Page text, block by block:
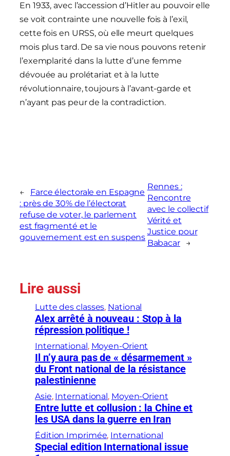
En 1933, avec l’accession d’Hitler au pouvoir elle
se voit contrainte une nouvelle fois à l’exil,
cette fois en URSS, où elle meurt quelques
mois plus tard. De sa vie nous pouvons retenir
l’exemplarité dans la lutte d’une femme
dévouée au prolétariat et à la lutte
révolutionnaire, toujours à l’avant-garde et
n’ayant pas peur de la contradiction.
←
Farce électorale en Espagne
: près de 30% de l’électorat
refuse de voter, le parlement
est fragmenté et le
gouvernement est en suspens
Rennes :
Rencontre
avec le collectif
Vérité et
Justice pour
Babacar
→
Lire aussi
Lutte des classes, National
Alex arrêté à nouveau : Stop à la
répression politique !
International, Moyen-Orient
Il n’y aura pas de « désarmement »
du Front national de la résistance
palestinienne
Asie, International, Moyen-Orient
Entre lutte et collusion : la Chine et
les USA dans la guerre en Iran
Édition Imprimée, International
Special edition International issue